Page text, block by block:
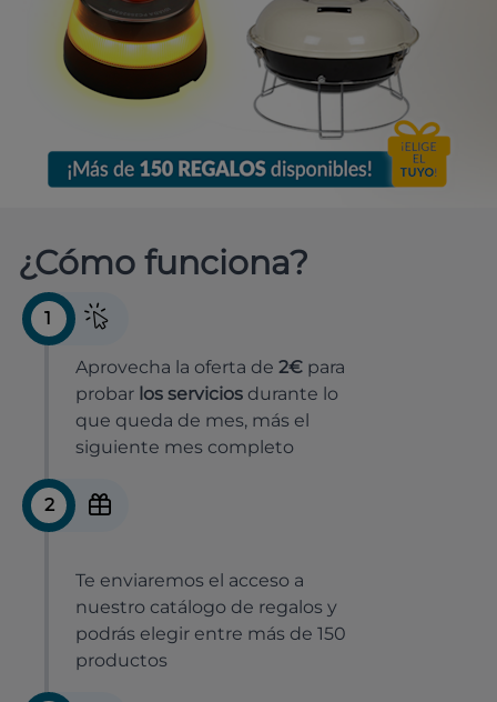
¿Cómo funciona?
1
Aprovecha la oferta de 2€ para
probar los servicios durante lo
que queda de mes, más el
siguiente mes completo
2
Te enviaremos el acceso a
nuestro catálogo de regalos y
podrás elegir entre más de 150
productos